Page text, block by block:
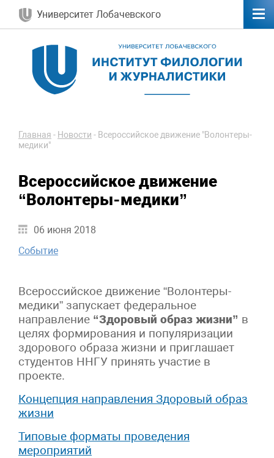
Университет Лобачевского
Главная - Новости - Всероссийское движение "Волонтеры-
медики"
Всероссийское движение
“Волонтеры-медики”
06 июня 2018
Событие
Всероссийское движение “Волонтеры-
медики” запускает федеральное
направление “Здоровый образ жизни” в
целях формирования и популяризации
здорового образа жизни и приглашает
студентов ННГУ принять участие в
проекте.
Концепция направления Здоровый образ
жизни
Типовые форматы проведения
мероприятий